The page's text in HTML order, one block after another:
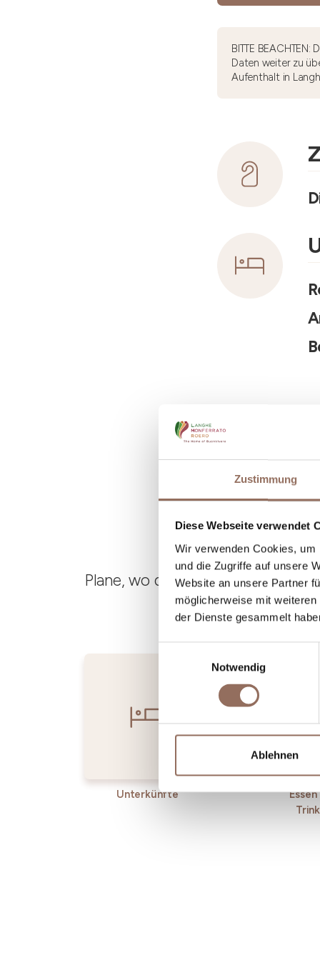
Zustimmung
Diese Webseite verwendet
Wir verwenden Cookies,
und die Zugriffe auf unsere
Website an unsere Partner
möglicherweise mit
der Dienste gesammelt
Notwendig
Ablehnen
BITTE
Daten weiter zu
Aufenthalt in
Plane, wo du übernachtest und
Unterkünfte